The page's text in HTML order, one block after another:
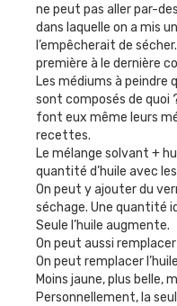
ne peut pas aller par-
dans laquelle on a mis
l’empêcherait de
première à le dernière
Les médiums à peindre
sont composés de quoi
font eux même leurs
recettes.
Le mélange solvant +
quantité d’huile avec
On peut y ajouter du
séchage. Une quantité
Seule l’huile augmente.
On peut aussi
On peut remplacer
Moins jaune, plus belle,
Personnellement, la